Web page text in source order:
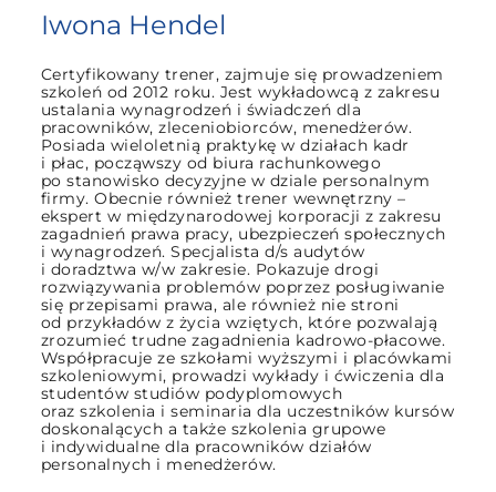
Iwona Hendel
Certyfikowany trener, zajmuje się prowadzeniem
szkoleń od 2012 roku. Jest wykładowcą z zakresu
ustalania wynagrodzeń i świadczeń dla
pracowników, zleceniobiorców, menedżerów.
Posiada wieloletnią praktykę w działach kadr
i płac, począwszy od biura rachunkowego
po stanowisko decyzyjne w dziale personalnym
firmy. Obecnie również trener wewnętrzny –
ekspert w międzynarodowej korporacji z zakresu
zagadnień prawa pracy, ubezpieczeń społecznych
i wynagrodzeń. Specjalista d/s audytów
i doradztwa w/w zakresie. Pokazuje drogi
rozwiązywania problemów poprzez posługiwanie
się przepisami prawa, ale również nie stroni
od przykładów z życia wziętych, które pozwalają
zrozumieć trudne zagadnienia kadrowo-płacowe.
Współpracuje ze szkołami wyższymi i placówkami
szkoleniowymi, prowadzi wykłady i ćwiczenia dla
studentów studiów podyplomowych
oraz szkolenia i seminaria dla uczestników kursów
doskonalących a także szkolenia grupowe
i indywidualne dla pracowników działów
personalnych i menedżerów.